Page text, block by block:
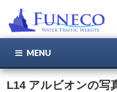
MENU
L14 アルビオンの写
ユーザー名 / メール